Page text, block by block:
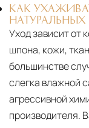
КАК
НАТУРАЛЬНЫХ
Уход зависит от
шпона, кожи,
большинстве
слегка влажной
агрессивной
производителя.